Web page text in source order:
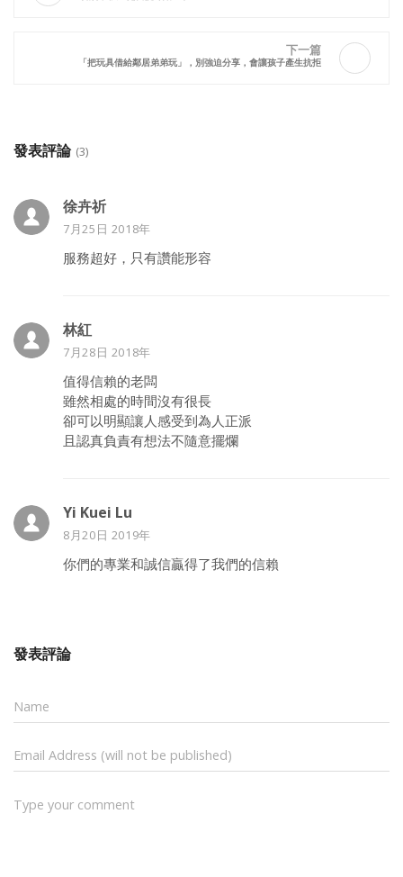
下一篇
「把玩具借給鄰居弟弟玩」，別強迫分享，會讓孩子產生抗拒
發表評論 (3)
徐卉祈
7月25日 2018年
服務超好，只有讚能形容
林紅
7月28日 2018年
值得信賴的老闆
雖然相處的時間沒有很長
卻可以明顯讓人感受到為人正派
且認真負責有想法不隨意擺爛
Yi Kuei Lu
8月20日 2019年
你們的專業和誠信贏得了我們的信賴
發表評論